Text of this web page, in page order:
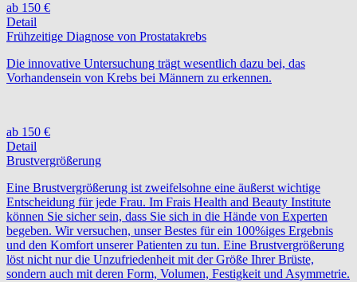
ab 150 €
Detail
Frühzeitige Diagnose von Prostatakrebs
Die innovative Untersuchung trägt wesentlich dazu bei, das
Vorhandensein von Krebs bei Männern zu erkennen.
ab 150 €
Detail
Brustvergrößerung
Eine Brustvergrößerung ist zweifelsohne eine äußerst wichtige
Entscheidung für jede Frau. Im Frais Health and Beauty Institute
können Sie sicher sein, dass Sie sich in die Hände von Experten
begeben. Wir versuchen, unser Bestes für ein 100%iges Ergebnis
und den Komfort unserer Patienten zu tun. Eine Brustvergrößerung
löst nicht nur die Unzufriedenheit mit der Größe Ihrer Brüste,
sondern auch mit deren Form, Volumen, Festigkeit und Asymmetrie.